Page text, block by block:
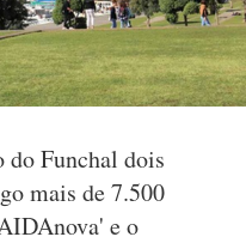
do Funchal dois
mais de 7.500
e o